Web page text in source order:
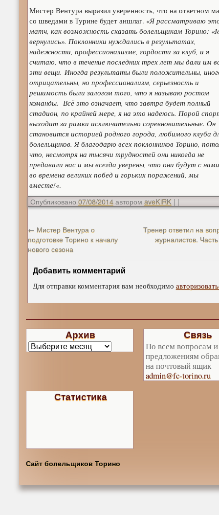
Мистер Вентура выразил уверенность, что на ответном
со шведами в Турине будет аншлаг. «Я рассматриваю
матч, как возможность сказать болельщикам Торино:
вернулись». Поклонники нуждались в результатах,
надежности, профессионализме, гордости за клуб, и я
считаю, что в течение последних трех лет мы дали им
эти вещи. Иногда результаты были положительны,
отрицательны, но профессионализм, серьезность и
решимость были залогом того, что я называю ростом
команды. Всё это означает, что завтра будет полный
стадион, по крайней мере, я на это надеюсь. Порой
выходит за рамки исключительно соревновательные. Он
становится историей родного города, любимого клуба
болельщиков. Я благодарю всех поклонников Торино,
что, несмотря на тысячи трудностей они никогда не
предавали нас и мы всегда уверены, что они будут с
во времена великих побед и горьких поражений, мы
вместе!«.
Опубликовано 07/08/2014 автором aveKiRK | |
← Мистер Вентура о
подготовке Торино к началу
нового сезона
Тренер ответил на
журналистов.
Добавить комментарий
Для отправки комментария вам необходимо
Архив Связь
По всем вопросам и
предложениям
на почтовый ящик
admin@fc-torino.ru
Статистика
Сайт болельщиков Торино